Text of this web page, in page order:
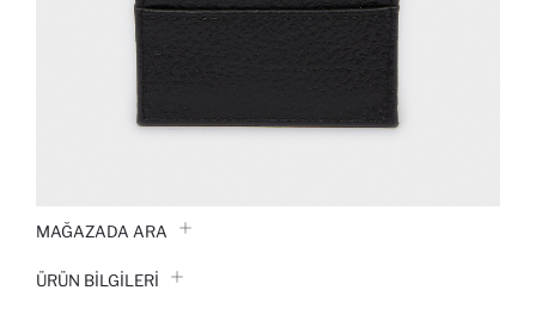
MAĞAZADA ARA
ÜRÜN BILGILERI